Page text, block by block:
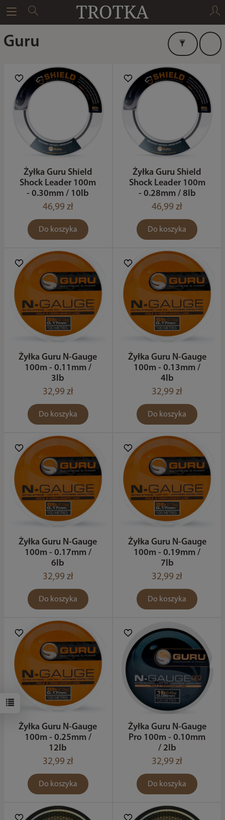
Guru
Żyłka Guru Shield
Shock Leader 100m
- 0.30mm / 10lb
46,99 zł
Do koszyka
Żyłka Guru Shield
Shock Leader 100m
- 0.28mm / 8lb
46,99 zł
Do koszyka
Żyłka Guru N-Gauge
100m - 0.11mm /
3lb
32,99 zł
Do koszyka
Żyłka Guru N-Gauge
100m - 0.13mm /
4lb
32,99 zł
Do koszyka
Żyłka Guru N-Gauge
100m - 0.17mm /
6lb
32,99 zł
Do koszyka
Żyłka Guru N-Gauge
100m - 0.19mm /
7lb
32,99 zł
Do koszyka
Żyłka Guru N-Gauge
100m - 0.25mm /
12lb
32,99 zł
Do koszyka
Żyłka Guru N-Gauge
Pro 100m - 0.10mm
/ 2lb
32,99 zł
Do koszyka